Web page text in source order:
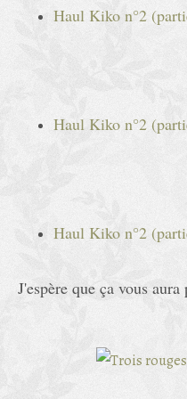
Haul Kiko n°2
Haul Kiko n°2
Haul Kiko n°2
​​​​​​J'espère que ça vous